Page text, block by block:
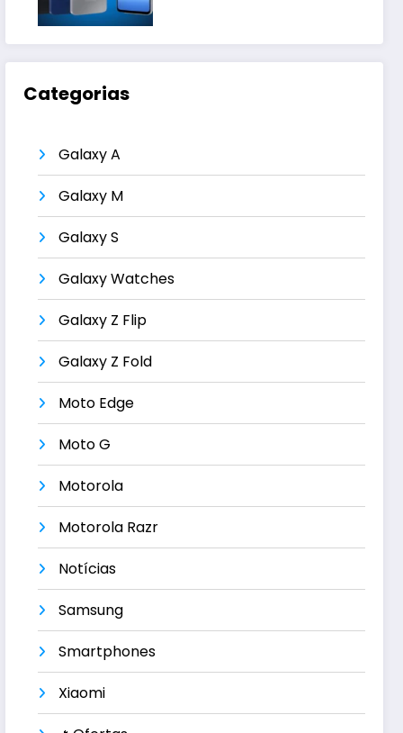
Categorias
Galaxy A
Galaxy M
Galaxy S
Galaxy Watches
Galaxy Z Flip
Galaxy Z Fold
Moto Edge
Moto G
Motorola
Motorola Razr
Notícias
Samsung
Smartphones
Xiaomi